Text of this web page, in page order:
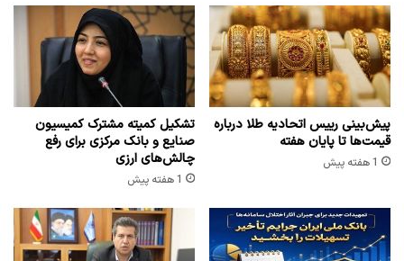
پیش‌بینی رییس اتحادیه طلا درباره
قیمت‌ها تا پایان هفته
1 هفته پیش
تشکیل کمیته مشترک کمیسیون
صنایع و بانک مرکزی برای رفع
چالش‌های ارزی
1 هفته پیش